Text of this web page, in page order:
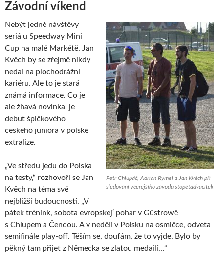
Závodní víkend
Petr Chlupáč, Adrian Rymel a Jan Kvěch při
sledování včerejšího závodu stopětadvacítek
Nebýt jedné návštěvy
seriálu Speedway Mini
Cup na malé Markétě, Jan
Kvěch by se zřejmě nikdy
nedal na plochodrážní
kariéru. Ale to je stará
známá informace. Co je
ale žhavá novinka, je
debut špičkového
českého juniora v polské
extralize.
„Ve středu jedu do Polska
na testy,“ rozhovoří se Jan
Kvěch na téma své
nejbližší budoucnosti. „V
pátek trénink, sobota evropskej‘ pohár v Güstrowě
s Chlupem a Čendou. A v neděli v Polsku na osmičce, odveta
semifinále play-off. Těším se, doufám, že to vyjde. Bylo by
pěkný tam přijet z Německa se zlatou medailí…“